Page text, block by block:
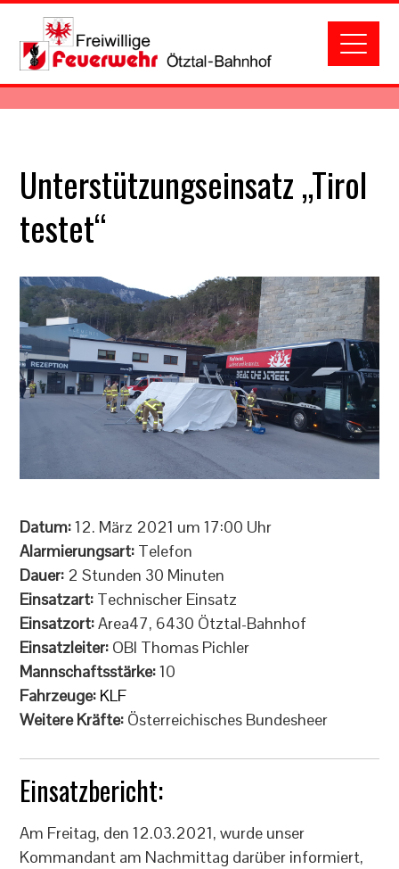
Unterstützungseinsatz „Tirol
testet“
Datum:12. März 2021 um 17:00 Uhr
Alarmierungsart: Telefon
Dauer: 2 Stunden 30 Minuten
Einsatzart: Technischer Einsatz
Einsatzort:Area47, 6430 Ötztal-Bahnhof
Einsatzleiter: OBI Thomas Pichler
Mannschaftsstärke:10
Fahrzeuge: KLF
Weitere Kräfte: Österreichisches Bundesheer
Einsatzbericht:
Am Freitag, den 12.03.2021, wurde unser
Kommandant am Nachmittag darüber informiert,